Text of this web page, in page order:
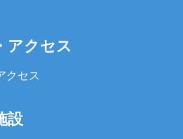
アクセス
クセス
設